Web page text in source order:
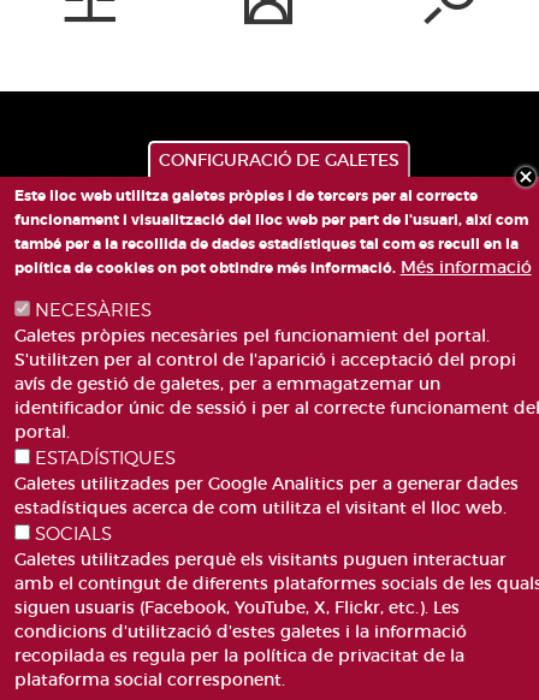
CORREU
Pie
de
página
ACCESIBILITAT
AVÍS LEGAL
CANAL DE DENÚNCIES
GLOSSARI
PREGUNTES FREQÜENTS
MAPA WEB
POLÍTICA DE GALETES
CONFIGURACIÓ DE GALETES
Este lloc web utilitza galetes pròpies i de tercers per al correcte
funcionament i visualització del lloc web per part de l'usuari, així com
també per a la recollida de dades estadístiques tal com es recull en la
política de cookies on pot obtindre més informació. Més informació
NECESÀRIES
Galetes pròpies necesàries pel funcionamient del portal.
S'utilitzen per al control de l'aparició i acceptació del propi
avís de gestió de galetes, per a emmagatzemar un
identificador únic de sessió i per al correcte funcionament del
portal.
ESTADÍSTIQUES
Galetes utilitzades per Google Analitics per a generar dades
estadístiques acerca de com utilitza el visitant el lloc web.
SOCIALS
Galetes utilitzades perquè els visitants puguen interactuar
amb el contingut de diferents plataformes socials de les
siguen usuaris (Facebook, YouTube, X, Flickr, etc.). Les
condicions d'utilització d'estes galetes i la informació
recopilada es regula per la política de privacitat de la
plataforma social corresponent.